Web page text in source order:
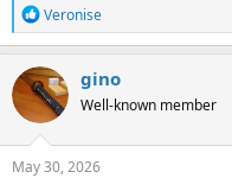
R
e
a
c
t
i
o
n
s
Veronise
gino
Well-known member
May 30, 2026